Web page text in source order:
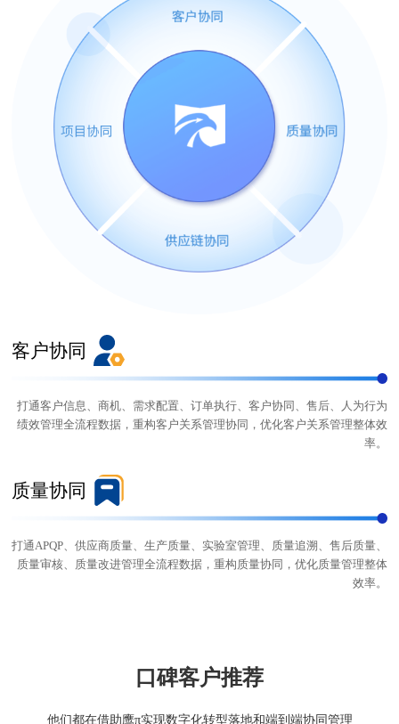
客户协同
打通客户信息、商机、需求配置、订单执行、客户协同、售后、人为行为
绩效管理全流程数据，重构客户关系管理协同，优化客户关系管理整体效
率。
质量协同
打通APQP、供应商质量、生产质量、实验室管理、质量追溯、售后质量、
质量审核、质量改进管理全流程数据，重构质量协同，优化质量管理整体
效率。
口碑客户推荐
他们都在借助鹰π实现数字化转型落地和端到端协同管理